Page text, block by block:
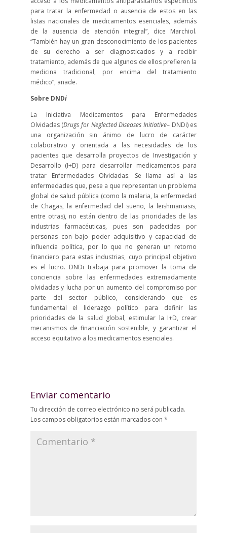
para tratar la enfermedad o ausencia de estos en las
listas nacionales de medicamentos esenciales, además
de la ausencia de atención integral”, dice Marchiol.
“También hay un gran desconocimiento de los pacientes
de su derecho a ser diagnosticados y a recibir
tratamiento, además de que algunos de ellos prefieren la
medicina tradicional, por encima del tratamiento
médico”, añade.
Sobre DNDi
La Iniciativa Medicamentos para Enfermedades
Olvidadas (Drugs for Neglected Diseases Initiative– DNDi) es
una organización sin ánimo de lucro de carácter
colaborativo y orientada a las necesidades de los
pacientes que desarrolla proyectos de Investigación y
Desarrollo (I+D) para desarrollar medicamentos para
tratar Enfermedades Olvidadas. Se llama así a las
enfermedades que, pese a que representan un problema
global de salud pública (como la malaria, la enfermedad
de Chagas, la enfermedad del sueño, la leishmaniasis,
entre otras), no están dentro de las prioridades de las
industrias farmacéuticas, pues son padecidas por
personas con bajo poder adquisitivo y capacidad de
influencia política, por lo que no generan un retorno
financiero para estas industrias, cuyo principal objetivo
es el lucro. DNDi trabaja para promover la toma de
conciencia sobre las enfermedades extremadamente
olvidadas y lucha por un aumento del compromiso por
parte del sector público, considerando que es
fundamental el liderazgo político para definir las
prioridades de la salud global, estimular la I+D, crear
mecanismos de financiación sostenible, y garantizar el
acceso equitativo a los medicamentos esenciales.
Enviar comentario
Tu dirección de correo electrónico no será publicada.
Los campos obligatorios están marcados con *